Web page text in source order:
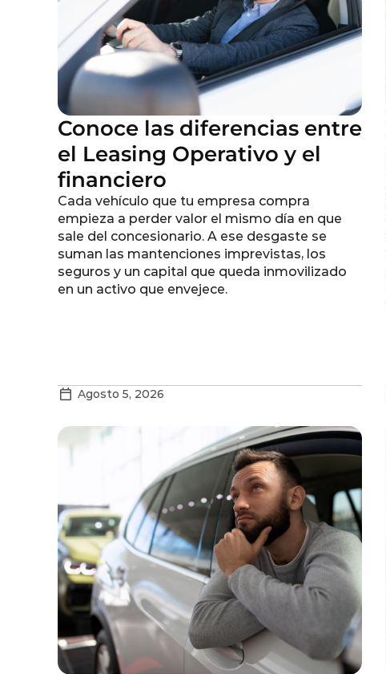
Conoce las diferencias entre
el Leasing Operativo y el
financiero
Cada vehículo que tu empresa compra
empieza a perder valor el mismo día en que
sale del concesionario. A ese desgaste se
suman las mantenciones imprevistas, los
seguros y un capital que queda inmovilizado
en un activo que envejece.
Agosto 5, 2026